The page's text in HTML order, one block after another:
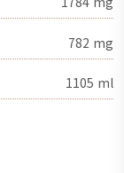
782 mg
1105 ml